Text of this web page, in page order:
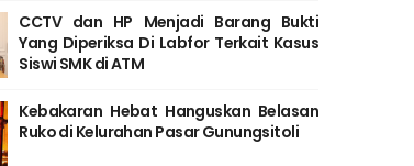
CCTV dan HP Menjadi Barang Bukti
Yang Diperiksa Di Labfor Terkait Kasus
Siswi SMK di ATM
Kebakaran Hebat Hanguskan Belasan
Ruko di Kelurahan Pasar Gunungsitoli